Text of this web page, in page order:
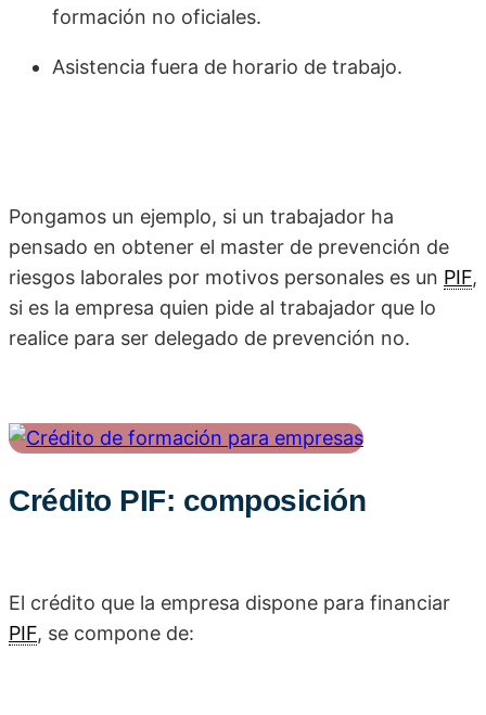
formación no oficiales.
Asistencia fuera de horario de trabajo.
Pongamos un ejemplo, si un trabajador ha
pensado en obtener el master de prevención de
riesgos laborales por motivos personales es un PIF,
si es la empresa quien pide al trabajador que lo
realice para ser delegado de prevención no.
Crédito PIF: composición
El crédito que la empresa dispone para financiar
PIF, se compone de: